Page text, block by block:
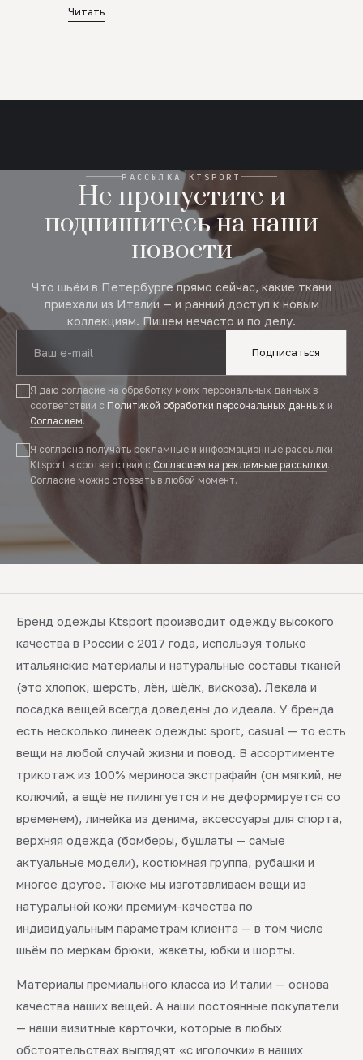
Читать
РАССЫЛКА KTSPORT
Не пропустите и
подпишитесь на наши
новости
Что шьём в Петербурге прямо сейчас, какие ткани
приехали из Италии — и ранний доступ к новым
коллекциям. Пишем нечасто и по делу.
Подписаться
Я даю согласие на обработку моих персональных данных в
соответствии с Политикой обработки персональных данных и
Согласием.
Я согласна получать рекламные и информационные рассылки
Ktsport в соответствии с Согласием на рекламные рассылки.
Согласие можно отозвать в любой момент.
Бренд одежды Ktsport производит одежду высокого
качества в России с 2017 года, используя только
итальянские материалы и натуральные составы тканей
(это хлопок, шерсть, лён, шёлк, вискоза). Лекала и
посадка вещей всегда доведены до идеала. У бренда
есть несколько линеек одежды: sport, casual — то есть
вещи на любой случай жизни и повод. В ассортименте
трикотаж из 100% мериноса экстрафайн (он мягкий, не
колючий, а ещё не пилингуется и не деформируется со
временем), линейка из денима, аксессуары для спорта,
верхняя одежда (бомберы, бушлаты — самые
актуальные модели), костюмная группа, рубашки и
многое другое. Также мы изготавливаем вещи из
натуральной кожи премиум-качества по
индивидуальным параметрам клиента — в том числе
шьём по меркам брюки, жакеты, юбки и шорты.
Материалы премиального класса из Италии — основа
качества наших вещей. А наши постоянные покупатели
— наши визитные карточки, которые в любых
обстоятельствах выглядят «с иголочки» в наших